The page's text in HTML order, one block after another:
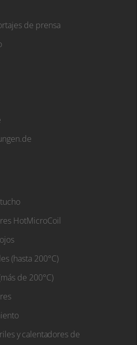
de prensa
HotMicroCoil
(hasta 200°C)
de 200°C)
y calentadores de